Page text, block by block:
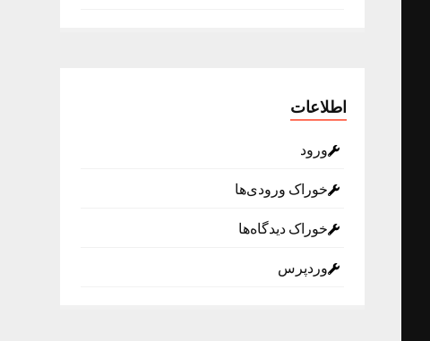
اطلاعات
ورود
خوراک ورودی‌ها
خوراک دیدگاه‌ها
وردپرس